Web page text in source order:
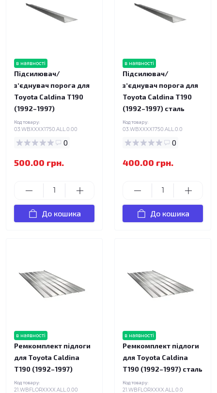
в наявності
Підсилювач/
зʼєднувач порога для
Toyota Caldina T190
(1992–1997)
Код товару:
03.WBXXXX1750.ALL.0.00
0
500.00 грн.
До кошика
в наявності
Підсилювач/
зʼєднувач порога для
Toyota Caldina T190
(1992–1997) сталь
Код товару:
03.WBXXXX1750.ALL.0.0
0
400.00 грн.
До кошика
в наявності
Ремкомплект підлоги
для Toyota Caldina
T190 (1992–1997)
Код товару:
21.WBFLORXXXX.ALL.0.00
в наявності
Ремкомплект підлоги
для Toyota Caldina
T190 (1992–1997) сталь
Код товару:
21.WBFLORXXXX.ALL.0.0